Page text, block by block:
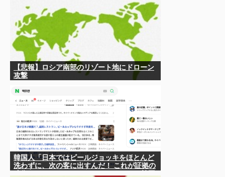
【悲報】ロシア南部のリゾート地にドローン
攻撃
韓国人「日本ではビールジョッキをほとんど
洗わずに、次の客に出すんだ！ これが証拠の